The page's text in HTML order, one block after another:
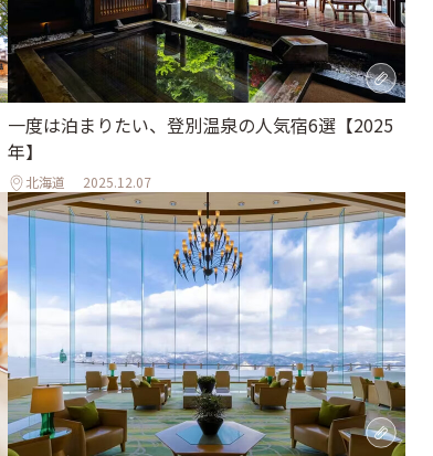
一度は泊まりたい、登別温泉の人気宿6選【2025
年】
北海道 2025.12.07